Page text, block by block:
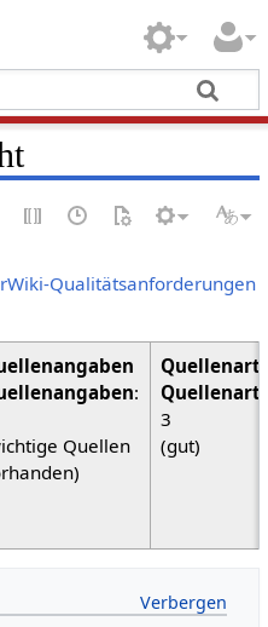
Qualitätsanforderungen
:
Quellen
3
(gut)